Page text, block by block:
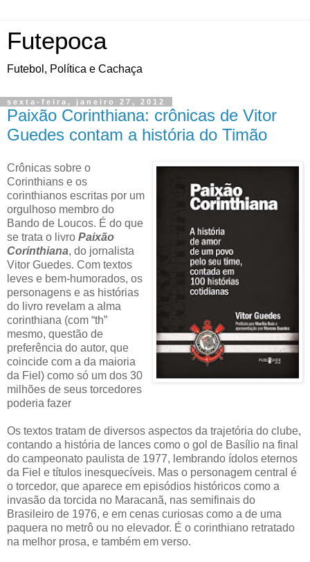
Futepoca
Futebol, Política e Cachaça
sexta-feira, janeiro 27, 2012
Paixão Corinthiana: crônicas de Vitor
Guedes contam a história do Timão
Crônicas sobre o
Corinthians e os
corinthianos escritas por um
orgulhoso membro do
Bando de Loucos. É do que
se trata o livro Paixão
Corinthiana, do jornalista
Vitor Guedes. Com textos
leves e bem-humorados, os
personagens e as histórias
do livro revelam a alma
corinthiana (com “th”
mesmo, questão de
preferência do autor, que
coincide com a da maioria
da Fiel) como só um dos 30
milhões de seus torcedores
poderia fazer
Os textos tratam de diversos aspectos da trajetória do clube,
contando a história de lances como o gol de Basílio na final
do campeonato paulista de 1977, lembrando ídolos eternos
da Fiel e títulos inesquecíveis. Mas o personagem central é
o torcedor, que aparece em episódios históricos como a
invasão da torcida no Maracanã, nas semifinais do
Brasileiro de 1976, e em cenas curiosas como a de uma
paquera no metrô ou no elevador. É o corinthiano retratado
na melhor prosa, e também em verso.